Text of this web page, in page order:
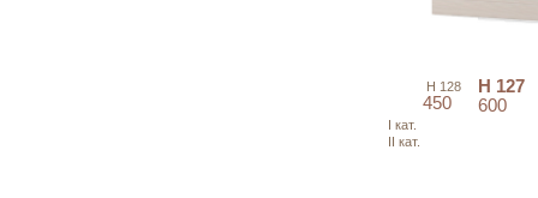
H 128
450
H
600
I кат.
II кат.